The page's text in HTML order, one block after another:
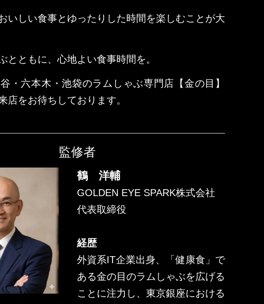
いしい食事とゆったりした時間を楽しむことが大
とともに、心地よい食事時間を。
・六本木・池袋のラムしゃぶ専門店【金の目】
店をお待ちしております。
監修者
鶴 洋輔
GOLDEN EYE SPARK株式会社
代表取締役
経歴
外資系IT企業出身、「健康食」で
ある金の目のラムしゃぶを広げる
ことに注力し、東京銀座における